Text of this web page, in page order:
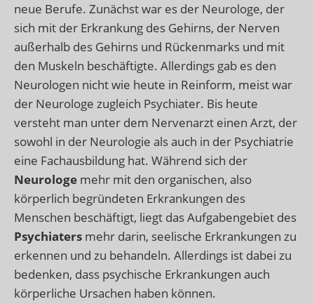
neue Berufe. Zunächst war es der Neurologe, der
sich mit der Erkrankung des Gehirns, der Nerven
außerhalb des Gehirns und Rückenmarks und mit
den Muskeln beschäftigte. Allerdings gab es den
Neurologen nicht wie heute in Reinform, meist war
der Neurologe zugleich Psychiater. Bis heute
versteht man unter dem Nervenarzt einen Arzt, der
sowohl in der Neurologie als auch in der Psychiatrie
eine Fachausbildung hat. Während sich der
Neurologe mehr mit den organischen, also
körperlich begründeten Erkrankungen des
Menschen beschäftigt, liegt das Aufgabengebiet des
Psychiaters mehr darin, seelische Erkrankungen zu
erkennen und zu behandeln. Allerdings ist dabei zu
bedenken, dass psychische Erkrankungen auch
körperliche Ursachen haben können.